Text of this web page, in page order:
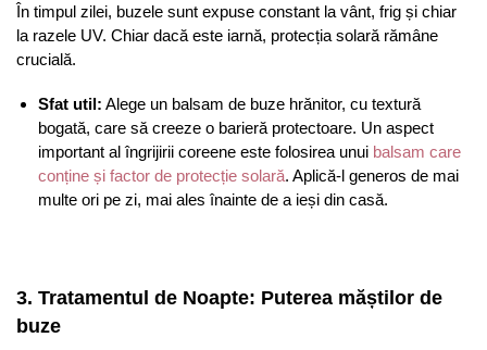
În timpul zilei, buzele sunt expuse constant la vânt, frig și chiar
la razele UV. Chiar dacă este iarnă, protecția solară rămâne
crucială.
Sfat util: Alege un balsam de buze hrănitor, cu textură
bogată, care să creeze o barieră protectoare. Un aspect
important al îngrijirii coreene este folosirea unui balsam care
conține și factor de protecție solară. Aplică-l generos de mai
multe ori pe zi, mai ales înainte de a ieși din casă.
3. Tratamentul de Noapte: Puterea măștilor de
buze